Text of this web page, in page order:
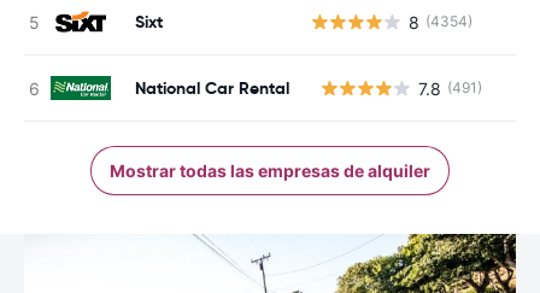
Sixt 8 (4354)
National Car Rental 7.8 (491)
Mostrar todas las empresas de alquiler